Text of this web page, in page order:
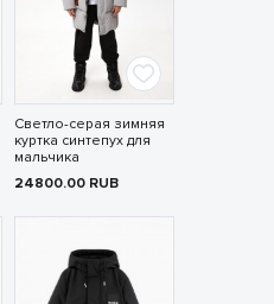
Светло-серая зимняя
куртка синтепух для
мальчика
24800.00 RUB